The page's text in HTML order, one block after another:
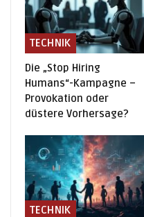
TECHNIK
Die „Stop Hiring
Humans“-Kampagne –
Provokation oder
düstere Vorhersage?
TECHNIK